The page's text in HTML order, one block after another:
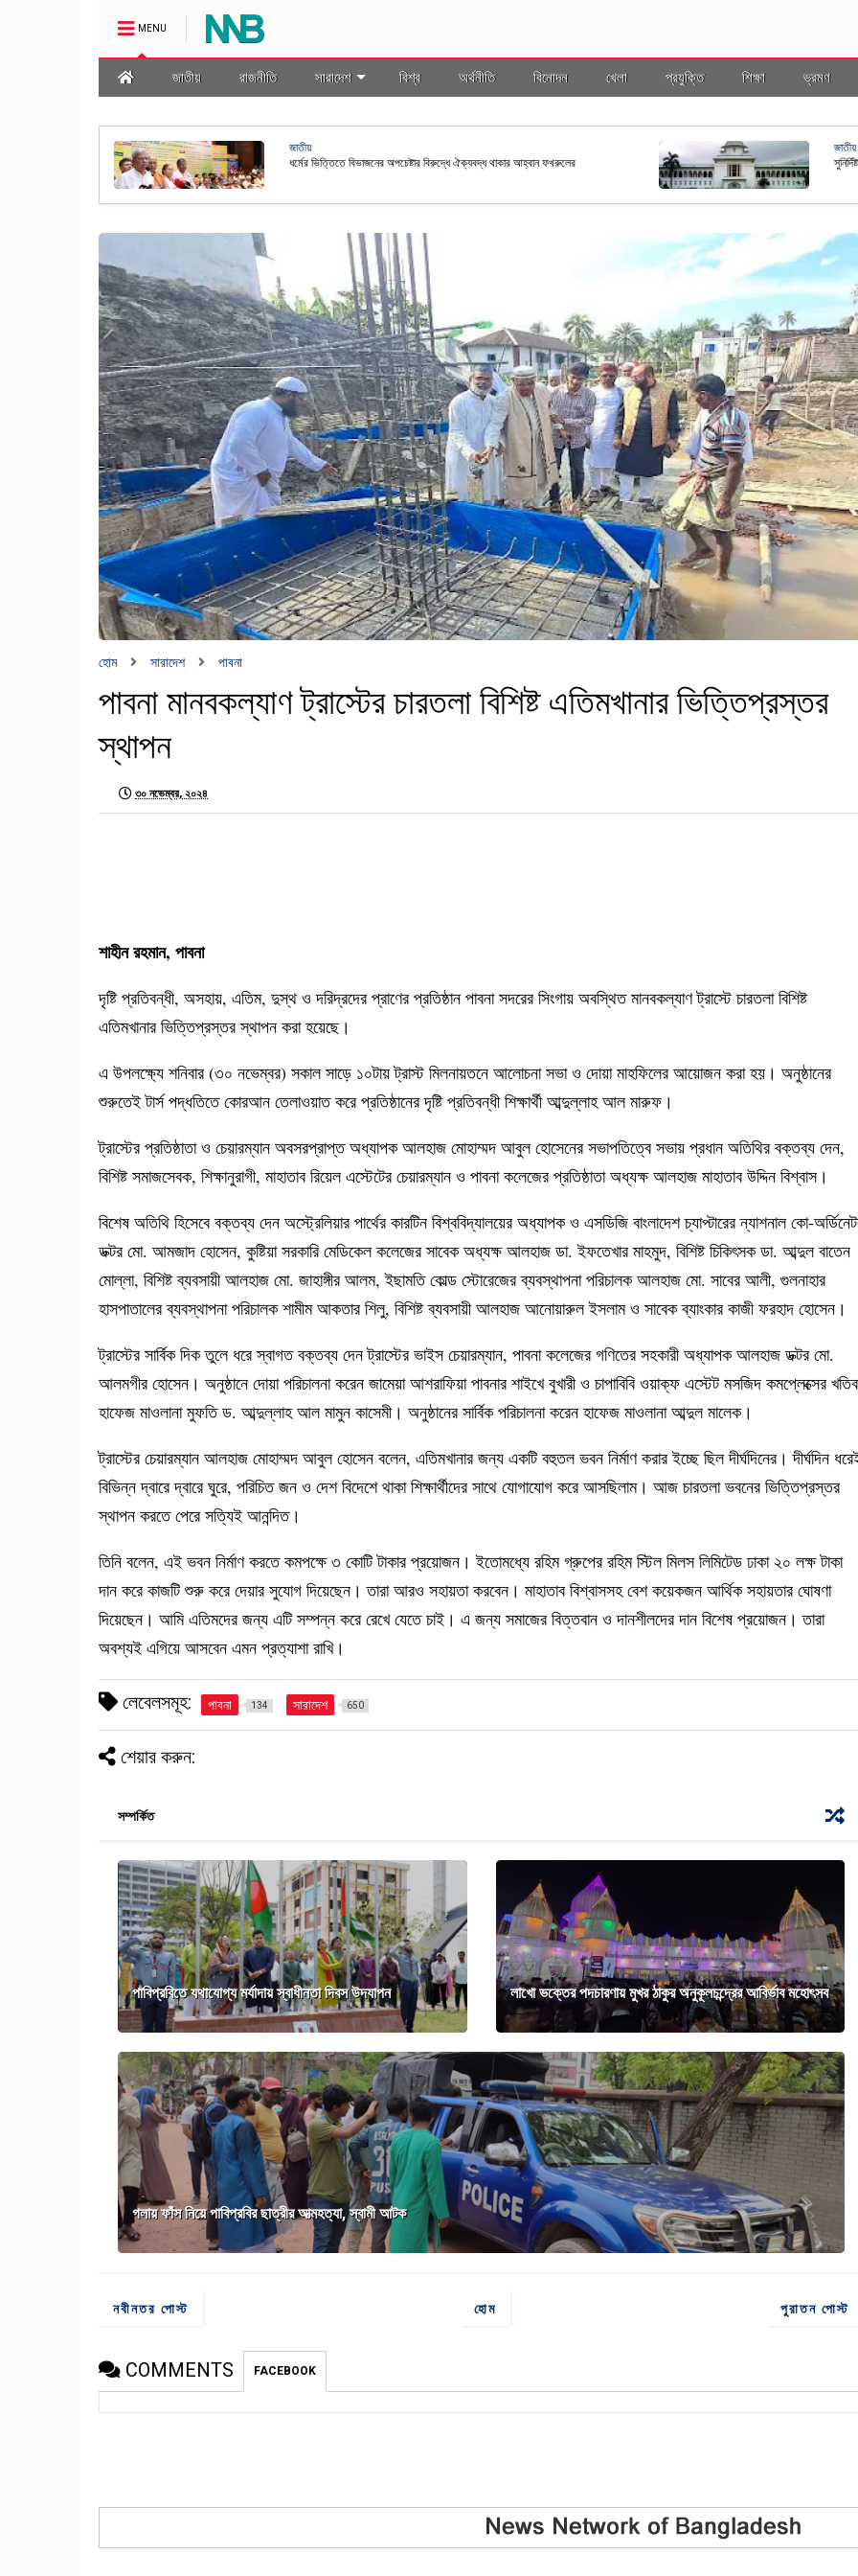
MENU
জাতীয় রাজনীতি সারাদেশ বিশ্ব অর্থনীতি বিনোদন খেলা প্রযুক্তি শিক্ষা ভ্রমণ
জাতীয়
ধর্মের ভিত্তিতে বিভাজনের অপচেষ্টার বিরুদ্ধে ঐক্যবদ্ধ থাকার আহ্বান ফখরুলের
জাতীয়
হোম সারাদেশ পাবনা
পাবনা মানবকল্যাণ ট্রাস্টের চারতলা বিশিষ্ট এতিমখানার ভিত্তিপ্রস্তর
স্থাপন
৩০ নভেম্বর, ২০২৪
শাহীন রহমান, পাবনা
দৃষ্টি প্রতিবন্ধী, অসহায়, এতিম, দুস্থ ও দরিদ্রদের প্রাণের প্রতিষ্ঠান পাবনা সদরের সিংগায় অবস্থিত মানবকল্যাণ ট্রাস্টে চারতলা বিশিষ্ট
এতিমখানার ভিত্তিপ্রস্তর স্থাপন করা হয়েছে।
এ উপলক্ষ্যে শনিবার (৩০ নভেম্বর) সকাল সাড়ে ১০টায় ট্রাস্ট মিলনায়তনে আলোচনা সভা ও দোয়া মাহফিলের আয়োজন করা হয়। অনুষ্ঠানের
শুরুতেই টার্স পদ্ধতিতে কোরআন তেলাওয়াত করে প্রতিষ্ঠানের দৃষ্টি প্রতিবন্ধী শিক্ষার্থী আব্দুল্লাহ আল মারুফ।
ট্রাস্টের প্রতিষ্ঠাতা ও চেয়ারম্যান অবসরপ্রাপ্ত অধ্যাপক আলহাজ মোহাম্মদ আবুল হোসেনের সভাপতিত্বে সভায় প্রধান অতিথির বক্তব্য দেন,
বিশিষ্ট সমাজসেবক, শিক্ষানুরাগী, মাহাতাব রিয়েল এস্টেটের চেয়ারম্যান ও পাবনা কলেজের প্রতিষ্ঠাতা অধ্যক্ষ আলহাজ মাহাতাব উদ্দিন বিশ্বাস।
বিশেষ অতিথি হিসেবে বক্তব্য দেন অস্ট্রেলিয়ার পার্থের কারটিন বিশ্ববিদ্যালয়ের অধ্যাপক ও এসডিজি বাংলাদেশ চ্যাপ্টারের ন্যাশনাল কো-
ডক্টর মো. আমজাদ হোসেন, কুষ্টিয়া সরকারি মেডিকেল কলেজের সাবেক অধ্যক্ষ আলহাজ ডা. ইফতেখার মাহমুদ, বিশিষ্ট চিকিৎসক ডা. আব্দুল বাতেন
মোল্লা, বিশিষ্ট ব্যবসায়ী আলহাজ মো. জাহাঙ্গীর আলম, ইছামতি কোল্ড স্টোরেজের ব্যবস্থাপনা পরিচালক আলহাজ মো. সাবের আলী, গুলনাহার
হাসপাতালের ব্যবস্থাপনা পরিচালক শামীম আকতার শিলু, বিশিষ্ট ব্যবসায়ী আলহাজ আনোয়ারুল ইসলাম ও সাবেক ব্যাংকার কাজী ফরহাদ হোসেন।
ট্রাস্টের সার্বিক দিক তুলে ধরে স্বাগত বক্তব্য দেন ট্রাস্টের ভাইস চেয়ারম্যান, পাবনা কলেজের গণিতের সহকারী অধ্যাপক আলহাজ ডক্টর মো.
আলমগীর হোসেন। অনুষ্ঠানে দোয়া পরিচালনা করেন জামেয়া আশরাফিয়া পাবনার শাইখে বুখারী ও চাপাবিবি ওয়াক্ফ এস্টেট মসজিদ কমপ্লেক্সের খতিব
হাফেজ মাওলানা মুফতি ড. আব্দুল্লাহ আল মামুন কাসেমী। অনুষ্ঠানের সার্বিক পরিচালনা করেন হাফেজ মাওলানা আব্দুল মালেক।
ট্রাস্টের চেয়ারম্যান আলহাজ মোহাম্মদ আবুল হোসেন বলেন, এতিমখানার জন্য একটি বহুতল ভবন নির্মাণ করার ইচ্ছে ছিল দীর্ঘদিনের। দীর্ঘদিন
বিভিন্ন দ্বারে দ্বারে ঘুরে, পরিচিত জন ও দেশ বিদেশে থাকা শিক্ষার্থীদের সাথে যোগাযোগ করে আসছিলাম। আজ চারতলা ভবনের ভিত্তিপ্রস্তর
স্থাপন করতে পেরে সত্যিই আনন্দিত।
তিনি বলেন, এই ভবন নির্মাণ করতে কমপক্ষে ৩ কোটি টাকার প্রয়োজন। ইতোমধ্যে রহিম গ্রুপের রহিম স্টিল মিলস লিমিটেড ঢাকা ২০ লক্ষ টাকা
দান করে কাজটি শুরু করে দেয়ার সুযোগ দিয়েছেন। তারা আরও সহায়তা করবেন। মাহাতাব বিশ্বাসসহ বেশ কয়েকজন আর্থিক সহায়তার ঘোষণা
দিয়েছেন। আমি এতিমদের জন্য এটি সম্পন্ন করে রেখে যেতে চাই। এ জন্য সমাজের বিত্তবান ও দানশীলদের দান বিশেষ প্রয়োজন। তারা
অবশ্যই এগিয়ে আসবেন এমন প্রত্যাশা রাখি।
লেবেলসমূহ: পাবনা 134 সারাদেশ 650
শেয়ার করুন:
সম্পর্কিত
পাবিপ্রবিতে যথাযোগ্য মর্যাদায় স্বাধীনতা দিবস উদযাপন লাখো ভক্তের পদচারণায় মুখর ঠাকুর অনুকূলচন্দ্রের আবির্ভাব মহোৎসব
গলায় ফাঁস নিয়ে পাবিপ্রবির ছাত্রীর আত্মহত্যা, স্বামী আটক
নবীনতর পোস্ট পুরাতন পোস্ট
হোম
COMMENTS FACEBOOK